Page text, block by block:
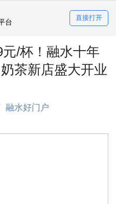
台
找工作！
就上融水好门户APP
直接打开
/杯！融水十年
茶新店盛大开业
融水好门户